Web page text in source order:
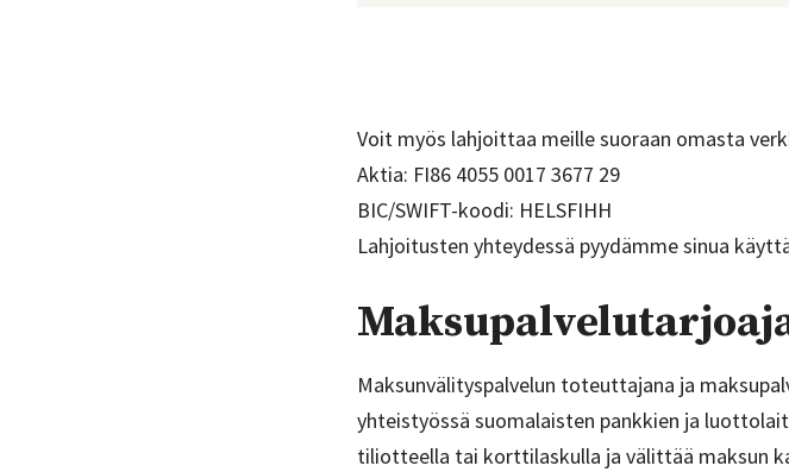
Voit myös lahjoittaa meille suoraan omasta
Aktia: FI86 4055 0017 3677 29
BIC/SWIFT-koodi: HELSFIHH
Lahjoitusten yhteydessä pyydämme sinua
Maksunvälityspalvelun toteuttajana ja
yhteistyössä suomalaisten pankkien ja
tiliotteella tai korttilaskulla ja välittää maksun